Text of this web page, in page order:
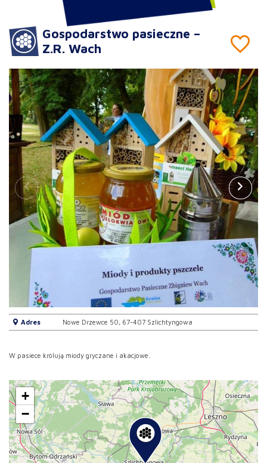
Gospodarstwo pasieczne –
Z.R. Wach
Adres Nowe Drzewce 50, 67-407 Szlichtyngowa
W pasiece królują miody gryczane i akacjowe.
+
−